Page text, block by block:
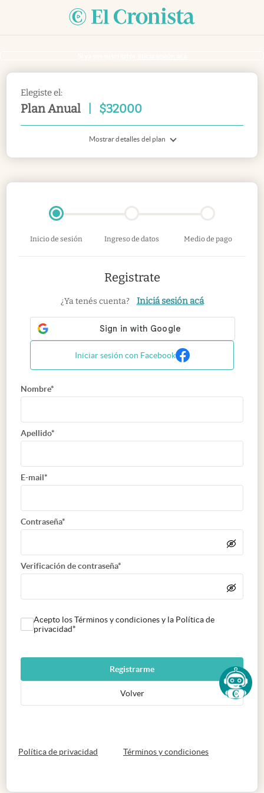
Elegiste el:
Plan Anual $32000
Mostrar detalles del plan
Inicio de sesión Ingreso de datos Medio de pago
Registrate
¿Ya tenés cuenta? Iniciá sesión acá
Iniciar sesión con Facebook
Nombre*
Apellido*
E-mail*
Contraseña*
Verificación de contraseña*
Acepto los Términos y condiciones y la Política de
privacidad*
Registrarme
Volver
Política de privacidad abre en nueva pestaña
Términos y condicionesabre en nueva